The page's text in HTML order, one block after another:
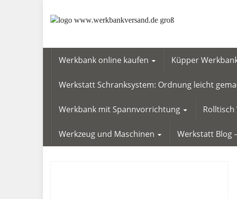
Werkbank online kaufen Küpper
Werkstatt Schranksystem: Ordnung leicht
Werkbank mit Spannvorrichtung
Werkzeug und Maschinen Werkstatt Blog